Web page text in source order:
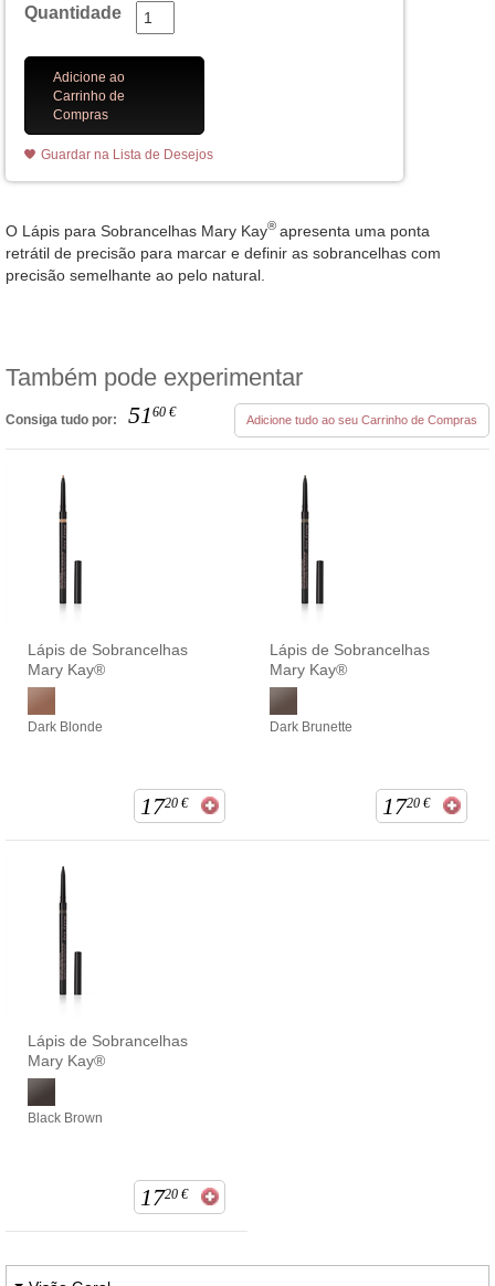
Quantidade
Adicione ao
Carrinho de
Compras
Guardar na Lista de Desejos
O Lápis para Sobrancelhas Mary Kay® apresenta uma ponta
retrátil de precisão para marcar e definir as sobrancelhas com
precisão semelhante ao pelo natural.
Também pode experimentar
Consiga tudo por: 51 60 € Adicione tudo ao seu Carrinho de Compras
Lápis de Sobrancelhas
Mary Kay®
Dark Blonde
1720 €
Lápis de Sobrancelhas
Mary Kay®
Dark Brunette
1720 €
Lápis de Sobrancelhas
Mary Kay®
Black Brown
1720 €